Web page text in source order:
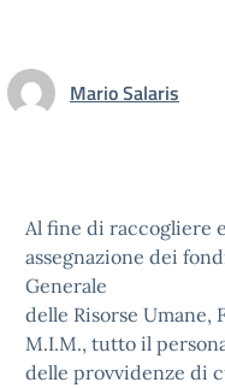
Mario Salaris
Al fine di raccogliere
assegnazione dei
Generale
delle Risorse
M.I.M., tutto il
delle provvidenze di